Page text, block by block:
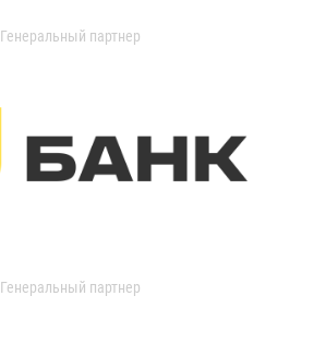
Генеральный партнер
Генеральный партнер